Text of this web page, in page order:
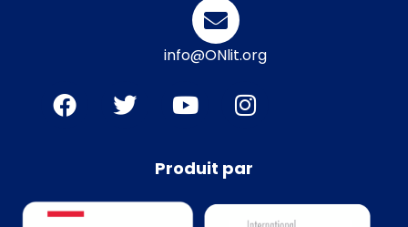
info@ONlit.org
Produit par